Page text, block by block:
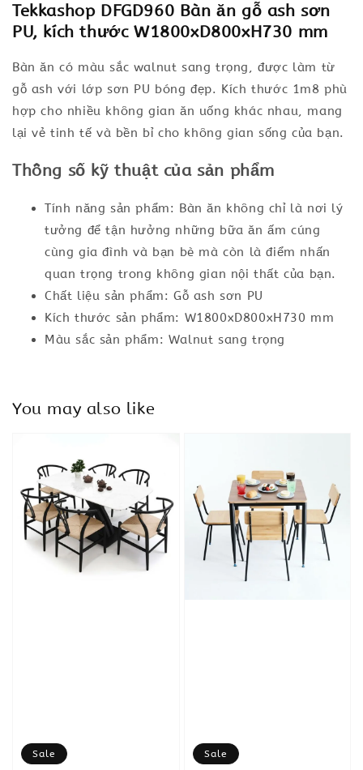
Tekkashop DFGD960 Bàn ăn gỗ ash sơn
PU, kích thước W1800xD800xH730 mm
Bàn ăn có màu sắc walnut sang trọng, được làm từ
gỗ ash với lớp sơn PU bóng đẹp. Kích thước 1m8 phù
hợp cho nhiều không gian ăn uống khác nhau, mang
lại vẻ tinh tế và bền bỉ cho không gian sống của bạn.
Thông số kỹ thuật của sản phẩm
Tính năng sản phẩm: Bàn ăn không chỉ là nơi lý
tưởng để tận hưởng những bữa ăn ấm cúng
cùng gia đình và bạn bè mà còn là điểm nhấn
quan trọng trong không gian nội thất của bạn.
Chất liệu sản phẩm: Gỗ ash sơn PU
Kích thước sản phẩm: W1800xD800xH730 mm
Màu sắc sản phẩm: Walnut sang trọng
You may also like
Sale Sale